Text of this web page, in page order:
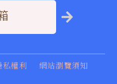
私權利 網站瀏覽須知